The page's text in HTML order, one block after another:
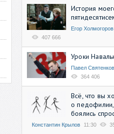
История
Егор Холмогоров
407 666
Уроки
Павел Святенков
364 406
Всё, что вы
о
боялись
Константин Крылов 11:30